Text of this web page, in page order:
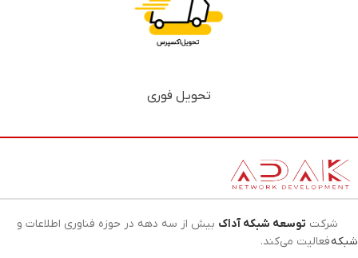
تحویل فوری
شرکت توسعه شبکه آداک بیش از سه دهه در حوزه فناوری اطلاعات و
شبکهفعالیت می‌کند.